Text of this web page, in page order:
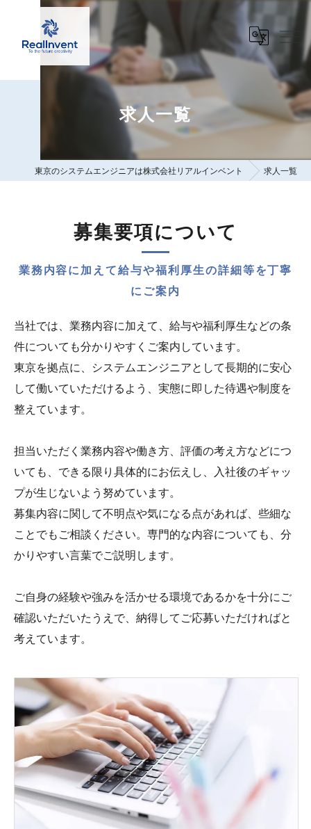
求人一覧
東京のシステムエンジニアは株式会社リアルインベント 求人一覧
募集要項について
業務内容に加えて給与や福利厚生の詳細等を丁寧
にご案内
当社では、業務内容に加えて、給与や福利厚生などの条
件についても分かりやすくご案内しています。
東京を拠点に、システムエンジニアとして長期的に安心
して働いていただけるよう、実態に即した待遇や制度を
整えています。
担当いただく業務内容や働き方、評価の考え方などにつ
いても、できる限り具体的にお伝えし、入社後のギャッ
プが生じないよう努めています。
募集内容に関して不明点や気になる点があれば、些細な
ことでもご相談ください。専門的な内容についても、分
かりやすい言葉でご説明します。
ご自身の経験や強みを活かせる環境であるかを十分にご
確認いただいたうえで、納得してご応募いただければと
考えています。